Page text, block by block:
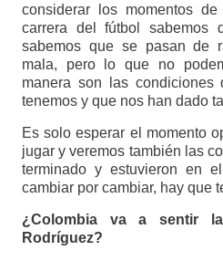
considerar los momentos
carrera del fútbol sabemos
sabemos que se pasan de
mala, pero lo que no
manera son las condiciones
tenemos y que nos han dado
Es solo esperar el momento
jugar y veremos también las
terminado y estuvieron en
cambiar por cambiar, hay que
¿Colombia va a sentir
Rodríguez?